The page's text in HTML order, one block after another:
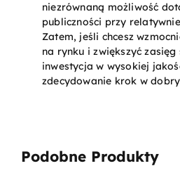
niezrównaną możliwość
publiczności przy
Zatem, jeśli chcesz
na rynku i zwiększyć
inwestycja w wysokiej
zdecydowanie krok w
Podobne Produkty